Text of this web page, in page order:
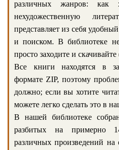
различных жанров: как
нехудожественную
представляет из себя
и поиском. В библиотеке
просто заходите и
Все книги находятся в
формате ZIP, поэтому
должно; если вы хотите
можете легко сделать это в
В нашей библиотеке
разбитых на примерно
различных произведений на